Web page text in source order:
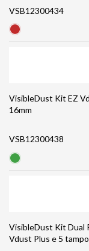
VSB12300434
VisibleDust Kit EZ
16mm
VSB12300438
VisibleDust Kit Dual
Vdust Plus e 5